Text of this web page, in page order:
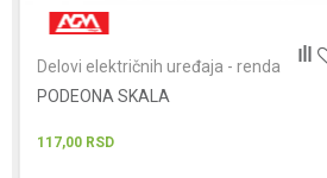
Delovi električnih uređaja - renda
PODEONA SKALA
117,00 RSD